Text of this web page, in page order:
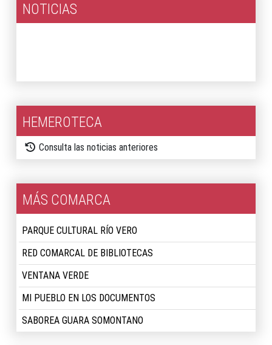
NOTICIAS
HEMEROTECA
Consulta las noticias anteriores
MÁS COMARCA
PARQUE CULTURAL RÍO VERO
RED COMARCAL DE BIBLIOTECAS
VENTANA VERDE
MI PUEBLO EN LOS DOCUMENTOS
SABOREA GUARA SOMONTANO